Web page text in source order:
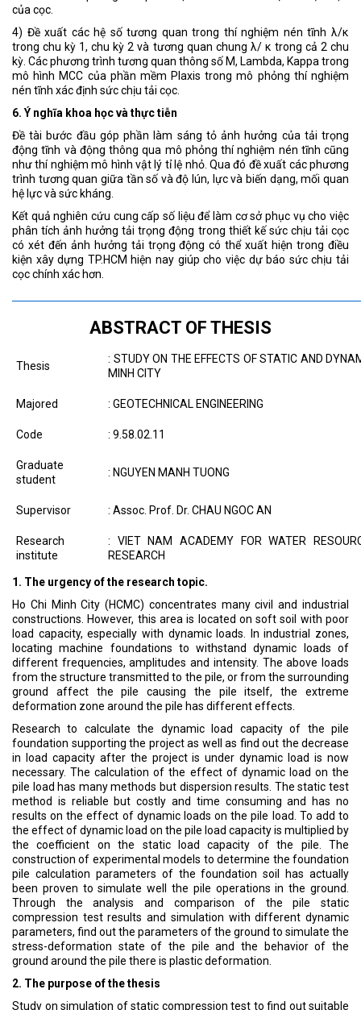
của cọc.
4) Đề xuất các hệ số tương quan trong thí nghiệm nén tĩnh λ/κ
trong chu kỳ 1, chu kỳ 2 và tương quan chung λ/ κ trong cả 2 chu
kỳ. Các phương trình tương quan thông số M, Lambda, Kappa trong
mô hình MCC của phần mềm Plaxis trong mô phỏng thí nghiệm
nén tĩnh xác định sức chịu tải cọc.
6. Ý nghĩa khoa học và thực tiễn
Đề tài bước đầu góp phần làm sáng tỏ ảnh hưởng của tải trọng
động tĩnh và động thông qua mô phỏng thí nghiệm nén tĩnh cũng
như thí nghiệm mô hình vật lý tỉ lệ nhỏ. Qua đó đề xuất các phương
trình tương quan giữa tần số và độ lún, lực và biến dạng, mối quan
hệ lực và sức kháng.
Kết quả nghiên cứu cung cấp số liệu để làm cơ sở phục vụ cho việc
phân tích ảnh hưởng tải trọng động trong thiết kế sức chịu tải cọc
có xét đến ảnh hưởng tải trọng động có thể xuất hiện trong điều
kiện xây dựng TP.HCM hiện nay giúp cho việc dự báo sức chịu tải
cọc chính xác hơn.
ABSTRACT OF THESIS
Thesis
: STUDY ON THE EFFECTS OF STATIC AND
MINH CITY
Majored : GEOTECHNICAL ENGINEERING
Code : 9.58.02.11
Graduate
student
: NGUYEN MANH TUONG
Supervisor : Assoc. Prof. Dr. CHAU NGOC AN
Research
institute
: VIET NAM ACADEMY FOR WATER
RESEARCH
1. The urgency of the research topic.
Ho Chi Minh City (HCMC) concentrates many civil and industrial
constructions. However, this area is located on soft soil with poor
load capacity, especially with dynamic loads. In industrial zones,
locating machine foundations to withstand dynamic loads of
different frequencies, amplitudes and intensity. The above loads
from the structure transmitted to the pile, or from the surrounding
ground affect the pile causing the pile itself, the extreme
deformation zone around the pile has different effects.
Research to calculate the dynamic load capacity of the pile
foundation supporting the project as well as find out the decrease
in load capacity after the project is under dynamic load is now
necessary. The calculation of the effect of dynamic load on the
pile load has many methods but dispersion results. The static test
method is reliable but costly and time consuming and has no
results on the effect of dynamic loads on the pile load. To add to
the effect of dynamic load on the pile load capacity is multiplied by
the coefficient on the static load capacity of the pile. The
construction of experimental models to determine the foundation
pile calculation parameters of the foundation soil has actually
been proven to simulate well the pile operations in the ground.
Through the analysis and comparison of the pile static
compression test results and simulation with different dynamic
parameters, find out the parameters of the ground to simulate the
stress-deformation state of the pile and the behavior of the
ground around the pile there is plastic deformation.
2. The purpose of the thesis
Study on simulation of static compression test to find out suitable